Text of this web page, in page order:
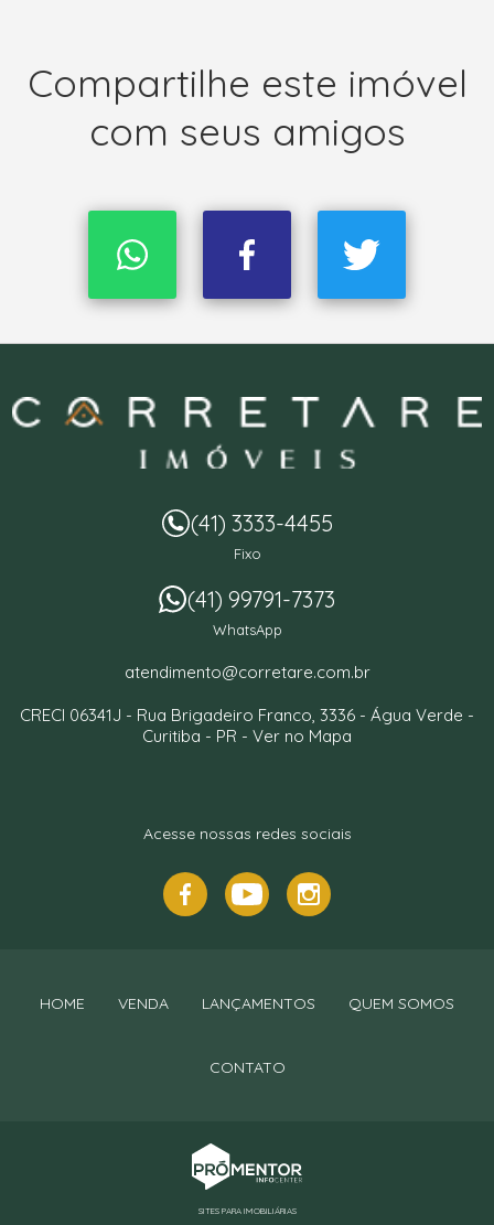
Compartilhe este imóvel
com seus amigos
(41) 3333-4455
Fixo
(41) 99791-7373
WhatsApp
atendimento@corretare.com.br
CRECI 06341J - Rua Brigadeiro Franco, 3336 - Água Verde -
Curitiba - PR - Ver no Mapa
Acesse nossas redes sociais
HOME VENDA LANÇAMENTOS QUEM SOMOS
CONTATO
SITES PARA IMOBILIÁRIAS